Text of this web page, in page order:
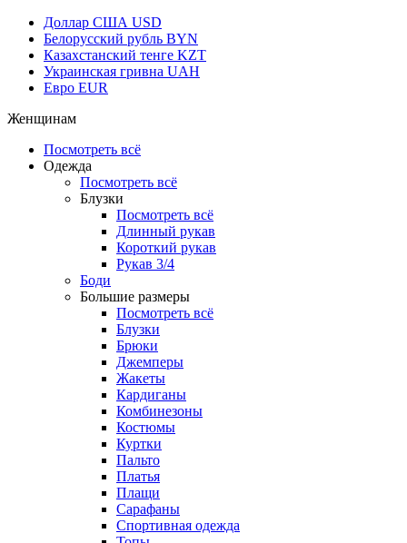
Доллар США USD
Белорусский рубль BYN
Казахстанский тенге KZT
Украинская гривна UAH
Евро EUR
Женщинам
Посмотреть всё
Одежда
Посмотреть всё
Блузки
Посмотреть всё
Длинный рукав
Короткий рукав
Рукав 3/4
Боди
Большие размеры
Посмотреть всё
Блузки
Брюки
Джемперы
Жакеты
Кардиганы
Комбинезоны
Костюмы
Куртки
Пальто
Платья
Плащи
Сарафаны
Спортивная одежда